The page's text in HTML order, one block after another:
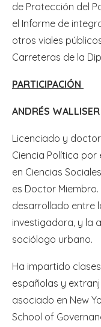
de Protección del
el Informe de
otros viales
Carreteras de la
PARTICIPACIÓN
ANDRÉS WALLISER
Licenciado y
Ciencia Política por
en Ciencias
es Doctor
desarrollado entre
investigadora, y la
sociólogo urbano.
Ha impartido
españolas y
asociado en New
School of